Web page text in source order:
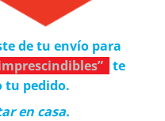
de tu envío para
te
tu pedido.
en casa.